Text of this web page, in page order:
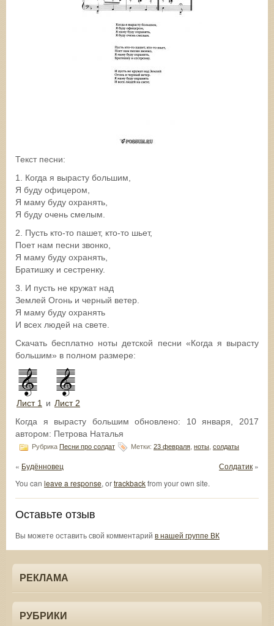
Текст песни:
1. Когда я вырасту большим,
Я буду офицером,
Я маму буду охранять,
Я буду очень смелым.
2. Пусть кто-то пашет, кто-то шьет,
Поет нам песни звонко,
Я маму буду охранять,
Братишку и сестренку.
3. И пусть не кружат над
Землей Огонь и черный ветер.
Я маму буду охранять
И всех людей на свете.
Скачать бесплатно ноты детской песни «Когда я вырасту
большим» в полном размере:
Лист 1 и Лист 2
Когда я вырасту большим обновлено: 10 января, 2017
автором: Петрова Наталья
Рубрика Песни про солдат Метки: 23 февраля ноты солдаты
« Будённовец Солдатик »
You can leave a response, ortrackbackfrom your own site.
Оставьте отзыв
Вы можете оставить свой комментарий в нашей группе ВК
РЕКЛАМА
РУБРИКИ